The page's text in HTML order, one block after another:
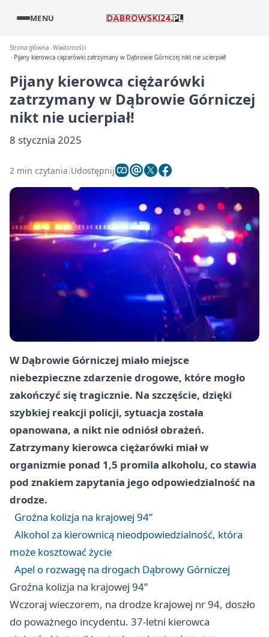
MENU
Strona główna Wiadomości
Pijany kierowca ciężarówki zatrzymany w Dąbrowie Górniczej nikt nie ucierpiał!
Pijany kierowca ciężarówki
zatrzymany w Dąbrowie Górniczej
nikt nie ucierpiał!
8 stycznia 2025
2 min czytania Udostępnij
W Dąbrowie Górniczej miało miejsce
niebezpieczne zdarzenie drogowe, które mogło
zakończyć się tragicznie. Na szczęście, dzięki
szybkiej reakcji policji, sytuacja została
opanowana, a nikt nie odniósł obrażeń.
Zatrzymany kierowca ciężarówki miał w
organizmie ponad 1,5 promila alkoholu, co stawia
pod znakiem zapytania jego odpowiedzialność na
drodze.
Groźna kolizja na krajowej 94”
Alkohol za kierownicą nieodpowiedzialność, która
może kosztować życie
Apel o rozwagę na drogach Dąbrowy Górniczej
Groźna kolizja na krajowej 94”
Wczoraj wieczorem, na drodze krajowej nr 94, doszło
do poważnego incydentu. 37-letni kierowca